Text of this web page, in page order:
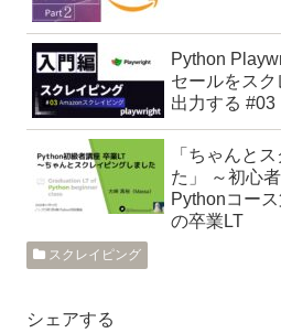
Python
セールをス
出力する #03
「ちゃんと
た」 ～初心
Pythonコー
の卒業LT
スクレイピング
シェアする